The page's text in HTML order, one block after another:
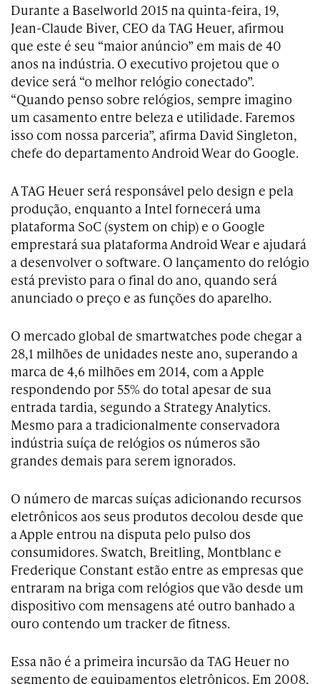
Durante a Baselworld 2015 na quinta-feira, 19,
Jean-Claude Biver, CEO da TAG Heuer, afirmou
que este é seu “maior anúncio” em mais de 40
anos na indústria. O executivo projetou que o
device será “o melhor relógio conectado”.
“Quando penso sobre relógios, sempre imagino
um casamento entre beleza e utilidade. Faremos
isso com nossa parceria”, afirma David Singleton,
chefe do departamento Android Wear do Google.
A TAG Heuer será responsável pelo design e pela
produção, enquanto a Intel fornecerá uma
plataforma SoC (system on chip) e o Google
emprestará sua plataforma Android Wear e ajudará
a desenvolver o software. O lançamento do relógio
está previsto para o final do ano, quando será
anunciado o preço e as funções do aparelho.
O mercado global de smartwatches pode chegar a
28,1 milhões de unidades neste ano, superando a
marca de 4,6 milhões em 2014, com a Apple
respondendo por 55% do total apesar de sua
entrada tardia, segundo a Strategy Analytics.
Mesmo para a tradicionalmente conservadora
indústria suíça de relógios os números são
grandes demais para serem ignorados.
O número de marcas suíças adicionando recursos
eletrônicos aos seus produtos decolou desde que
a Apple entrou na disputa pelo pulso dos
consumidores. Swatch, Breitling, Montblanc e
Frederique Constant estão entre as empresas que
entraram na briga com relógios que vão desde um
dispositivo com mensagens até outro banhado a
ouro contendo um tracker de fitness.
Essa não é a primeira incursão da TAG Heuer no
segmento de equipamentos eletrônicos. Em 2008,